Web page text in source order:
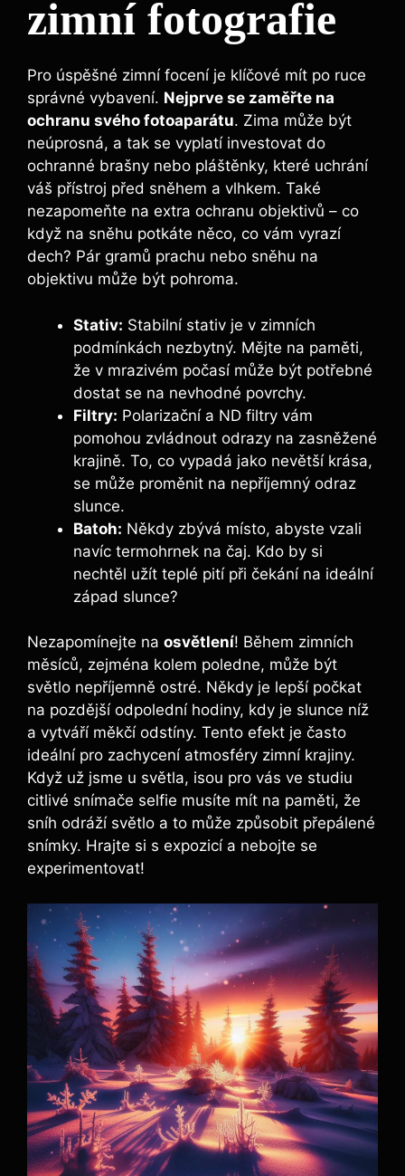
zimní fotografie
Pro úspěšné zimní focení je klíčové mít po ruce
správné vybavení. Nejprve se zaměřte na
ochranu svého fotoaparátu. Zima může být
neúprosná, a tak se vyplatí investovat do
ochranné brašny nebo pláštěnky, které uchrání
váš přístroj před sněhem a vlhkem. Také
nezapomeňte na extra ochranu objektivů – co
když na sněhu potkáte něco, co vám vyrazí
dech? Pár gramů prachu nebo sněhu na
objektivu může být pohroma.
Stativ: Stabilní stativ je v zimních
podmínkách nezbytný. Mějte na paměti,
že v mrazivém počasí může být potřebné
dostat se na nevhodné povrchy.
Filtry: Polarizační a ND filtry vám
pomohou zvládnout odrazy na zasněžené
krajině. To, co vypadá jako nevětší krása,
se může proměnit na nepříjemný odraz
slunce.
Batoh: Někdy zbývá místo, abyste vzali
navíc termohrnek na čaj. Kdo by si
nechtěl užít teplé pití při čekání na ideální
západ slunce?
Nezapomínejte na osvětlení! Během zimních
měsíců, zejména kolem poledne, může být
světlo nepříjemně ostré. Někdy je lepší počkat
na pozdější odpolední hodiny, kdy je slunce níž
a vytváří měkčí odstíny. Tento efekt je často
ideální pro zachycení atmosféry zimní krajiny.
Když už jsme u světla, isou pro vás ve studiu
citlivé snímače selfie musíte mít na paměti, že
sníh odráží světlo a to může způsobit přepálené
snímky. Hrajte si s expozicí a nebojte se
experimentovat!